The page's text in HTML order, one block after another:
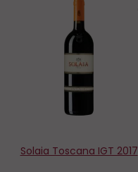
Solaia Toscana IGT 2017